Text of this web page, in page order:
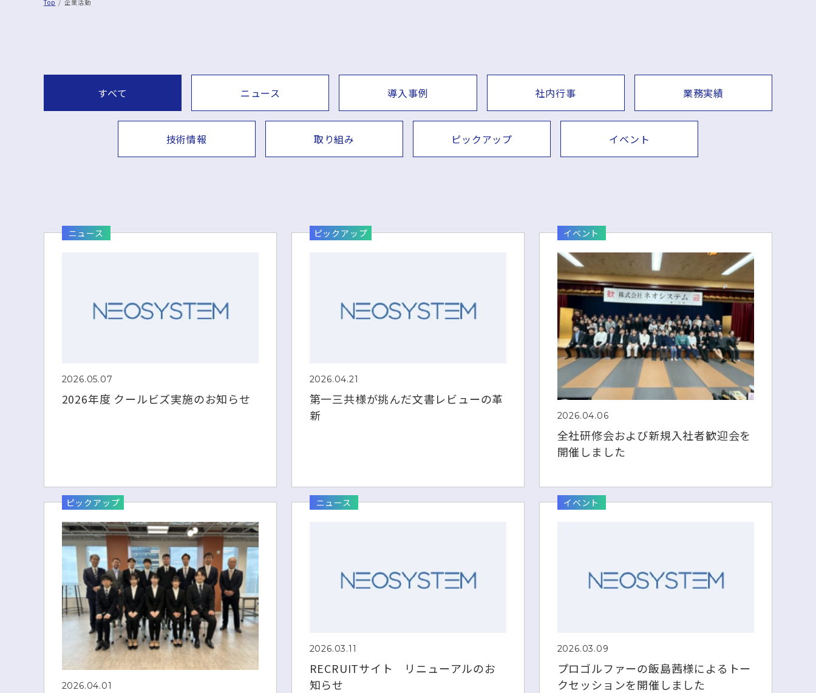
Top 企業活動
すべて ニュース 導入事例 社内行事 業務実績
技術情報 取り組み ピックアップ イベント
ニュース
2026.05.07
2026年度 クールビズ実施のお知らせ
ピックアップ
2026.04.21
第一三共様が挑んだ文書レビューの革
新
イベント
2026.04.06
全社研修会および新規入社者歓迎会を
開催しました
ピックアップ
2026.04.01
ニュース
2026.03.11
RECRUITサイト リニューアルのお
知らせ
イベント
2026.03.09
プロゴルファーの飯島茜様によるトー
クセッションを開催しました